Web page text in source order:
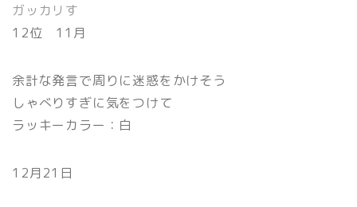
ガッカリす
12位 11月
余計な発言で周りに迷惑をかけそう
しゃべりすぎに気をつけて
ラッキーカラー：白
12月21日